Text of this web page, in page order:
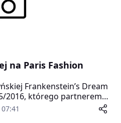
na Paris Fashion
Frankenstein’s Dream
2016, którego partnerem
podczas Paris Fashion
jako jedyna polska